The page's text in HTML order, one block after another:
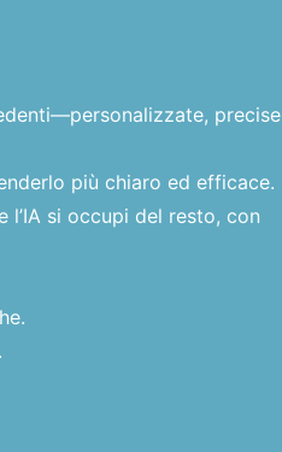
precise
più chiaro ed efficace.
l’IA si occupi del resto, con